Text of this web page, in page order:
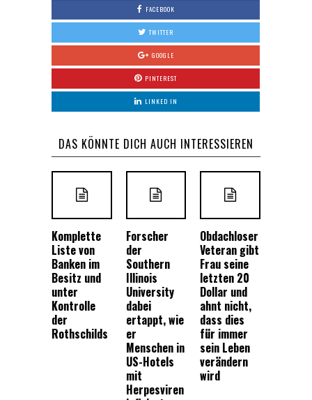
FACEBOOK
TWITTER
GOOGLE
PINTEREST
LINKED IN
DAS KÖNNTE DICH AUCH INTERESSIEREN
Komplette
Liste von
Banken im
Besitz und
unter
Kontrolle
der
Rothschilds
Forscher
der
Southern
Illinois
University
dabei
ertappt, wie
er
Menschen in
US-Hotels
mit
Herpesviren
Obdachloser
Veteran gibt
Frau seine
letzten 20
Dollar und
ahnt nicht,
dass dies
für immer
sein Leben
verändern
wird